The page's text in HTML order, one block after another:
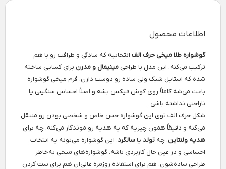
اطلاعات محصول
گوشواره طلا میخی حرف الف انتخابیه که سادگی و ظرافت رو با هم
ترکیب می‌کنه. این مدل با طراحی مینیمال و مدرن برای کسایی ساخته
شده که استایل شیک ولی ساده رو دوست دارن. فرم میخی گوشواره
باعث می‌شه کاملاً روی گوش فیکس بشه و اصلاً احساس سنگینی یا
ناراحتی نداشته باشی.
شکل حرف الف توی این گوشواره حس خاص و شخصی بودن رو منتقل
می‌کنه و دقیقاً همون چیزیه که یه هدیه رو موندگار می‌کنه. چه برای
هدیه ولنتاین، چه تولد یا سالگرد، این گوشواره می‌تونه یه انتخاب
احساسی و در عین حال کاربردی باشه. گوشواره‌های میخی به‌خاطر
طراحی ساده‌شون، هم برای استفاده روزمره عالی‌ان هم برای ست کردن